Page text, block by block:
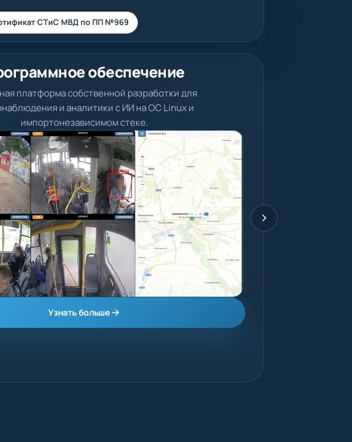
СТиС МВД по ПП №969
Оборудование
и онлайн видеорегистраторы до 16 каналов, модели
функциями ИИ, дашкамы, камеры, мониторы 360,
и другое сертифицированное оборудование
собственной разработки.
Каталог